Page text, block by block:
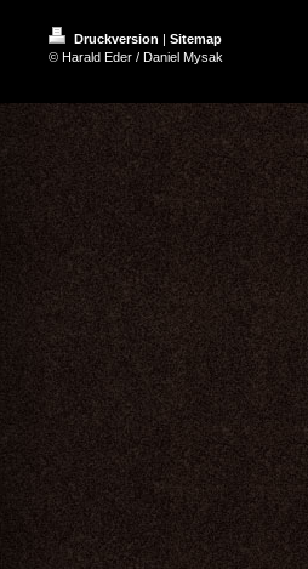
Druckversion
Sitemap
© Harald Eder / Daniel Mysak